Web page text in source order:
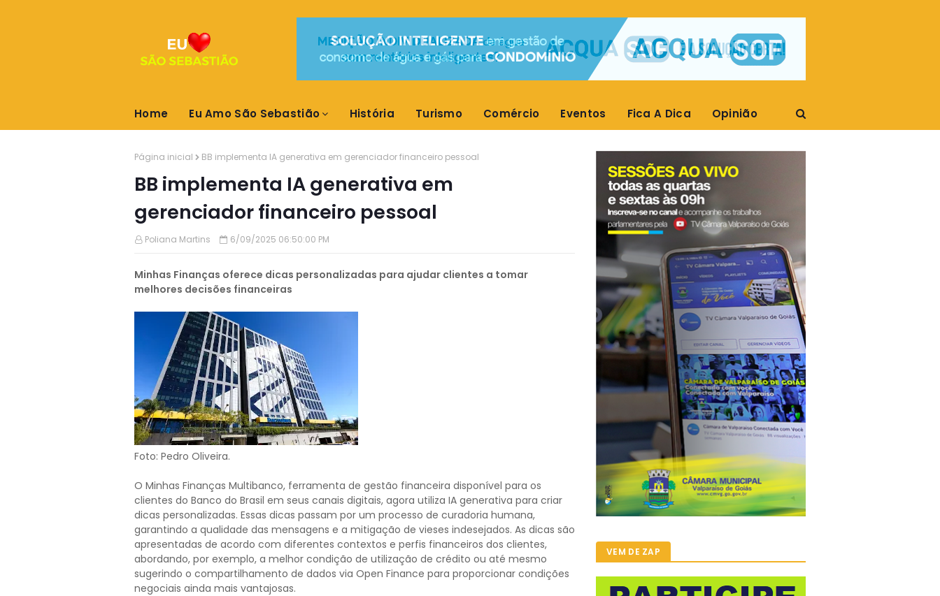
Home Eu Amo São Sebastião História Turismo Comércio Eventos Fica A Dica Opinião
Página inicial BB implementa IA generativa em gerenciador financeiro pessoal
BB implementa IA generativa em
gerenciador financeiro pessoal
Poliana Martins 6/09/2025 06:50:00 PM
Minhas Finanças oferece dicas personalizadas para ajudar clientes a tomar
melhores decisões financeiras
Foto: Pedro Oliveira.
O Minhas Finanças Multibanco, ferramenta de gestão financeira disponível para os
clientes do Banco do Brasil em seus canais digitais, agora utiliza IA generativa para criar
dicas personalizadas. Essas dicas passam por um processo de curadoria humana,
garantindo a qualidade das mensagens e a mitigação de vieses indesejados. As dicas são
apresentadas de acordo com diferentes contextos e perfis financeiros dos clientes,
abordando, por exemplo, a melhor condição de utilização de crédito ou até mesmo
sugerindo o compartilhamento de dados via Open Finance para proporcionar condições
negociais ainda mais vantajosas.
VEM DE ZAP